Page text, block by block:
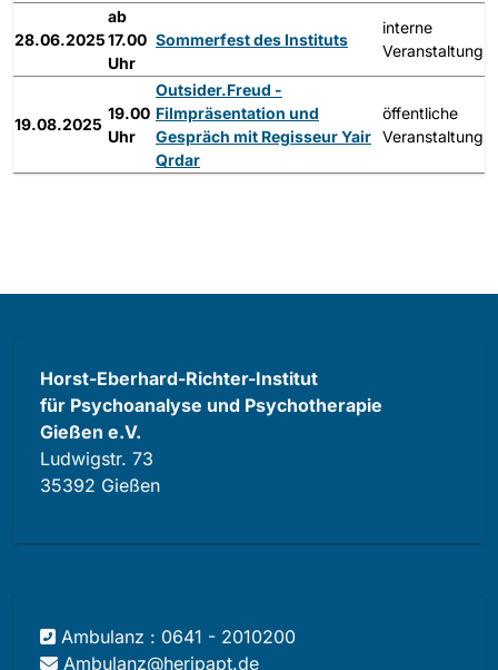
28.06.2025
ab
17.00
Uhr
Sommerfest des Instituts
interne
Veranstaltung
19.08.2025
19.00
Uhr
Outsider.Freud -
Filmpräsentation und
Gespräch mit Regisseur Yair
Qrdar
öffentliche
Veranstaltung
Horst-Eberhard-Richter-Institut
für Psychoanalyse und Psychotherapie
Gießen e.V.
Ludwigstr. 73
35392 Gießen
Ambulanz : 0641 - 2010200
Ambulanz@heripapt.de